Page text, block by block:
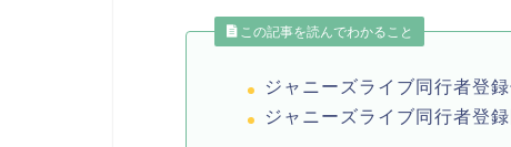
この記事を読んでわかること
ジャニーズライブ同行者登
ジャニーズライブ同行者登